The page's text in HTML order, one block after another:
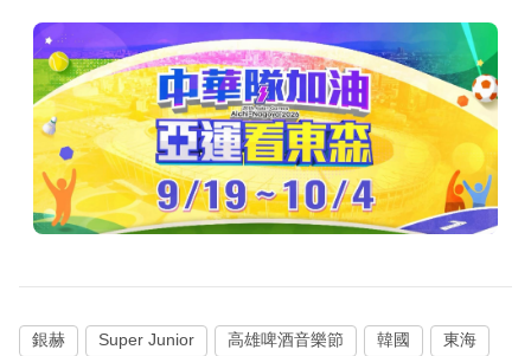
銀赫 Super Junior 高雄啤酒音樂節 韓國 東海